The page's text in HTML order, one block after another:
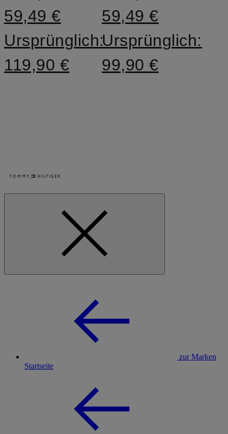
59,49 €
Ursprünglich:
119,90 €
59,49 €
Ursprünglich:
99,90 €
zur Marken
Startseite